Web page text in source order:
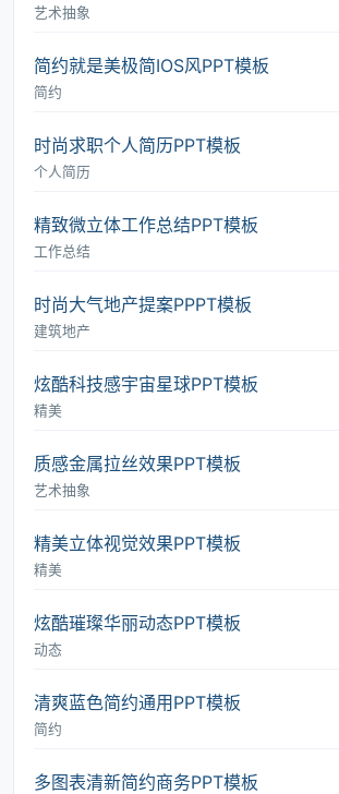
艺术抽象
简约就是美极简IOS风PPT模板
简约
时尚求职个人简历PPT模板
个人简历
精致微立体工作总结PPT模板
工作总结
时尚大气地产提案PPPT模板
建筑地产
炫酷科技感宇宙星球PPT模板
精美
质感金属拉丝效果PPT模板
艺术抽象
精美立体视觉效果PPT模板
精美
炫酷璀璨华丽动态PPT模板
动态
清爽蓝色简约通用PPT模板
简约
多图表清新简约商务PPT模板